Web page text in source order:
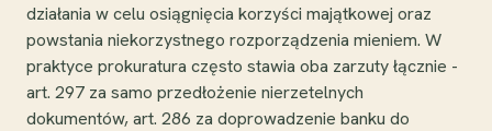
działania w celu osiągnięcia korzyści majątkowej oraz
powstania niekorzystnego rozporządzenia mieniem. W
praktyce prokuratura często stawia oba zarzuty łącznie -
art. 297 za samo przedłożenie nierzetelnych
dokumentów, art. 286 za doprowadzenie banku do